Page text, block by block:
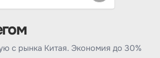
с рынка Китая. Экономия до 30%